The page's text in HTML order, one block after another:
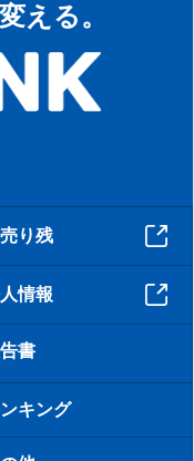
える。
り残
情報
書
キング